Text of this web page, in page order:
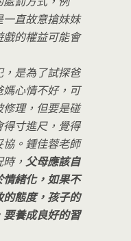
直故意搶妹妹
的權益可能會
是為了試探爸
心情不好，可
理，但要是碰
寸進尺，覺得
。鍾佳蓉老師
， 父母應該自
緒化，如果不
態度，孩子的
養成良好的習